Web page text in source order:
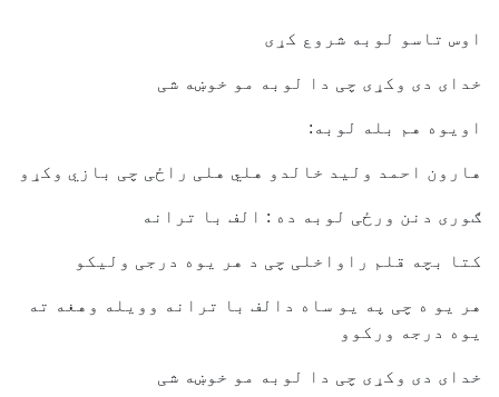
اوس تاسو لوبه شروع کړی
خدای دی وکړی چی دا لوبه مو خوښه شی
اویوه هم بله لوبه:
هارون احمد ولید خالدو هلي هلی راځی چی بازي وکړو
ګوری دنن ورځی لوبه ده : الف با ترانه
کتا بچه قلم راواخلی چی د هر یوه درجی ولیکو
هر یو ه چی په یو ساه دالف با ترانه وویله وهغه ته
یوه درجه ورکوو
خدای دی وکړی چی دا لوبه مو خوښه شی